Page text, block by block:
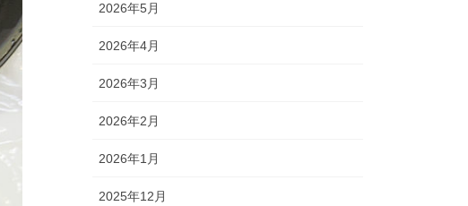
2026年5月
2026年4月
2026年3月
2026年2月
2026年1月
2025年12月